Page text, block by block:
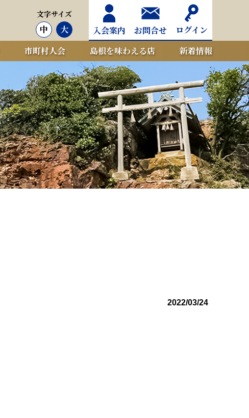
入会案内 お問合せ ログイン
文字サイズ
中
大
市町村人会 島根を味わえる店 新着情報
2022/03/24